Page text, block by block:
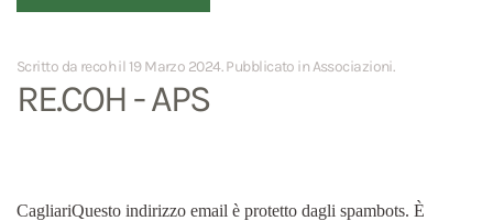
Scritto da recoh il 19 Marzo 2024. Pubblicato inAssociazioni.
RE.COH - APS
CagliariQuesto indirizzo email è protetto dagli spambots. È